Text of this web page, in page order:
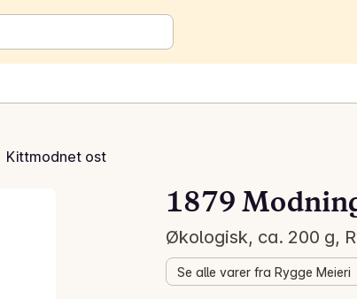
Kittmodnet ost
1879
Økologisk, ca. 200 g,
Se alle varer fra Rygge Meieri